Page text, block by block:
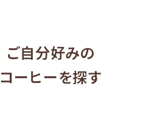
ご自分好みの
コーヒーを探す